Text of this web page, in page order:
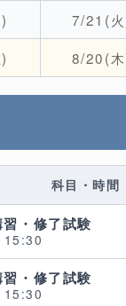
7/21(
8/20(
科目・時間
・修了試験
15:30
・修了試験
15:30